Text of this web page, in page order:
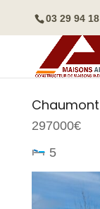
03 29 94
Chaumont
297000€
5